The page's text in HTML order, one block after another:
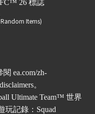
Items)
閱 ea.com/zh-
。
Ultimate Team™ 世界
玩記錄：Squad